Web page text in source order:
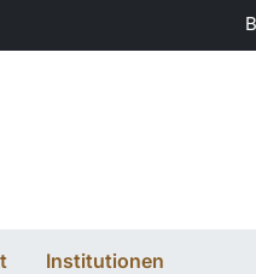
Institutionen